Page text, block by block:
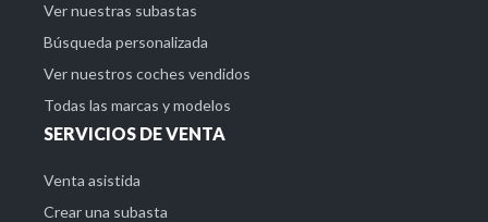
Ver nuestras subastas
Búsqueda personalizada
Ver nuestros coches vendidos
Todas las marcas y modelos
SERVICIOS DE VENTA
Venta asistida
Crear una subasta